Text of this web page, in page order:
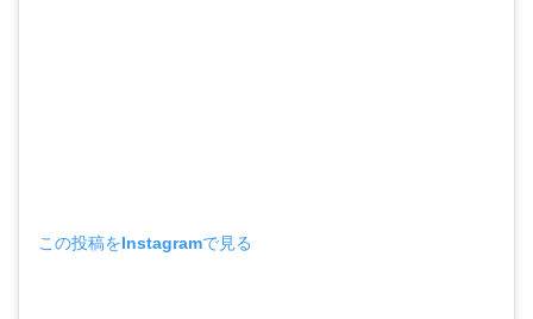
この投稿をInstagramで見る